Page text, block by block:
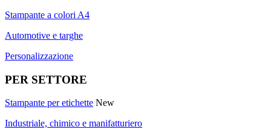
Stampante a colori A4
Automotive e targhe
Personalizzazione
PER SETTORE
Stampante per etichette New
Industriale, chimico e manifatturiero